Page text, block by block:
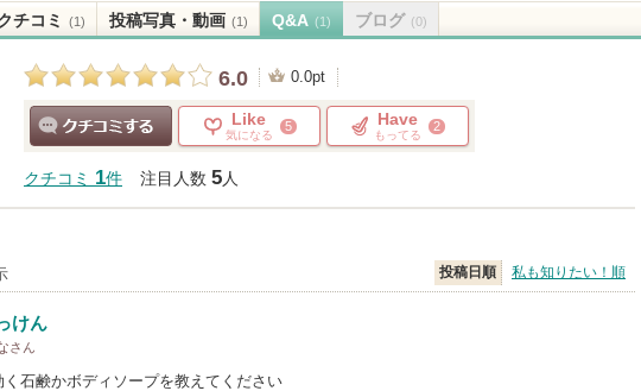
チコミ (1) 投稿写真・動画 (1) Q&A (1) ブログ (0)
6.0 0.0pt
Like
気になる
5 Have
もってる
2
クチコミ 1件 注目人数 5人
投稿日順 私も知りたい！順
けん
さん
く石鹸かボディソープを教えてください